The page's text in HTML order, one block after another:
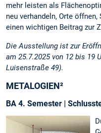
mehr leisten als
neu verhandeln, Orte
einen wichtigen Beitrag zur
Die Ausstellung ist zur
am 25.7.2025 von 12 bis 19
Luisenstraße 49).
METALOGIEN²
BA 4. Semester |